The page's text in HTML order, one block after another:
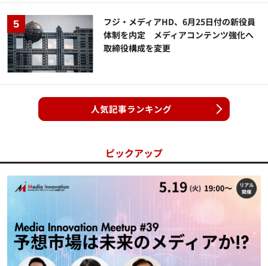
フジ・メディアHD、6月25日付の新役員
体制を内定 メディアコンテンツ強化へ
取締役構成を変更
人気記事ランキング
ピックアップ